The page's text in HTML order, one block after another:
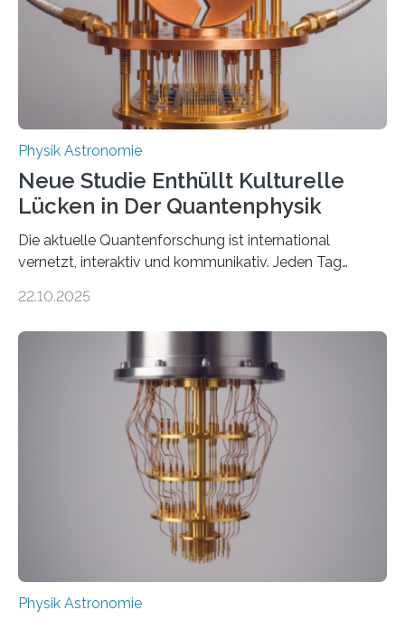
Der lange diskutierte Thorium-Kernübergang wurde
gefunden. Kurz darauf konnte man zeigen, dass sich
Thorium tatsächlich nutzen lässt, um hochpräzise…
Physik Astronomie
Neue Studie Enthüllt Kulturelle
Lücken in Der Quantenphysik
Die aktuelle Quantenforschung ist international
vernetzt, interaktiv und kommunikativ. Jeden Tag
oft von Autor*innen, die eng zusammenarbeiten. Neue
werden schnell weiterentwickelt. Dies ist der Alltag in
der Forschung der Quantentheorie, die dieses Jahr 100
Jahre alt geworden ist, weshalb die UNESCO 2025 zum
Internationalen Jahr der Quantenwissenschaft und -
technologie ausgerufen hat. Doch nun hat eine
internationale Forschungsgruppe um den
22.10.2025
Physik Astronomie